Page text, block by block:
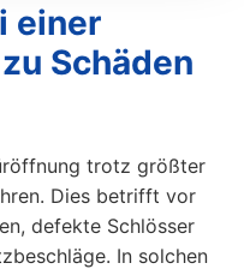
einer
Schäden
trotz größter
Dies betrifft vor
defekte Schlösser
In solchen